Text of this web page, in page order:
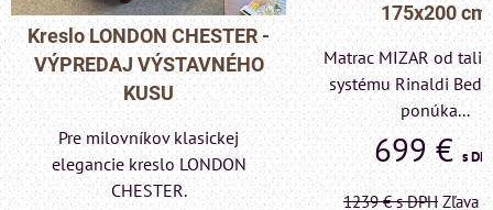
175x200 cm
Matrac MIZAR od talianskeho
systému Rinaldi Bed System
ponúka...
699 €s DPH
1239 €s DPH Zľava 43.6%
Pohovka LONDON
- VÝPREDAJ
KUSU
Pre milovníkov
elegancie kreslo a
LONDON